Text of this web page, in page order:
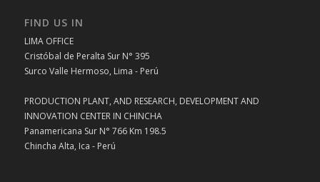
FIND US IN
LIMA OFFICE
Cristóbal de Peralta Sur N° 395
Surco Valle Hermoso, Lima - Perú
PRODUCTION PLANT, AND RESEARCH, DEVELOPMENT AND
INNOVATION CENTER IN CHINCHA
Panamericana Sur N° 766 Km 198.5
Chincha Alta, Ica - Perú